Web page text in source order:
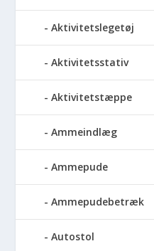
Aktivitetslegetøj
Aktivitetsstativ
Aktivitetstæppe
Ammeindlæg
Ammepude
Ammepudebetræk
Autostol